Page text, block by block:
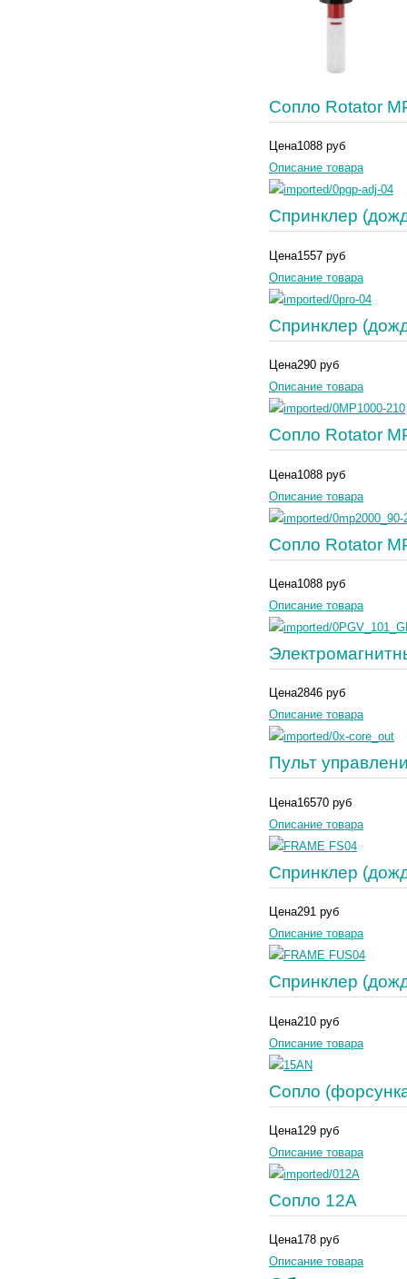
Сопло Rotator
Цена1088 руб
Описание товара
Спринклер
Цена1557 руб
Описание товара
Спринклер
Цена290 руб
Описание товара
Сопло Rotator
Цена1088 руб
Описание товара
Сопло Rotator
Цена1088 руб
Описание товара
Цена2846 руб
Описание товара
Пульт
Цена16570 руб
Описание товара
Спринклер
Цена291 руб
Описание товара
Спринклер
Цена210 руб
Описание товара
Сопло
Цена129 руб
Описание товара
Сопло 12A
Цена178 руб
Описание товара